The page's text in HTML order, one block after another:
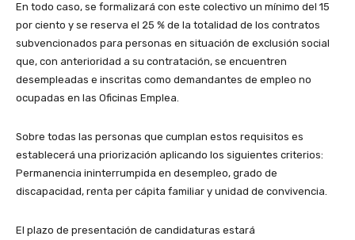
En todo caso, se formalizará con este colectivo un mínimo del 15
por ciento y se reserva el 25 % de la totalidad de los contratos
subvencionados para personas en situación de exclusión social
que, con anterioridad a su contratación, se encuentren
desempleadas e inscritas como demandantes de empleo no
ocupadas en las Oficinas Emplea.
Sobre todas las personas que cumplan estos requisitos es
establecerá una priorización aplicando los siguientes criterios:
Permanencia ininterrumpida en desempleo, grado de
discapacidad, renta per cápita familiar y unidad de convivencia.
El plazo de presentación de candidaturas estará